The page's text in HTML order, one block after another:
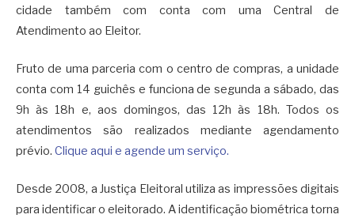
cidade também com conta com uma Central de
Atendimento ao Eleitor.
Fruto de uma parceria com o centro de compras, a unidade
conta com 14 guichês e funciona de segunda a sábado, das
9h às 18h e, aos domingos, das 12h às 18h. Todos os
atendimentos são realizados mediante agendamento
prévio. Clique aqui e agende um serviço.
Desde 2008, a Justiça Eleitoral utiliza as impressões digitais
para identificar o eleitorado. A identificação biométrica torna